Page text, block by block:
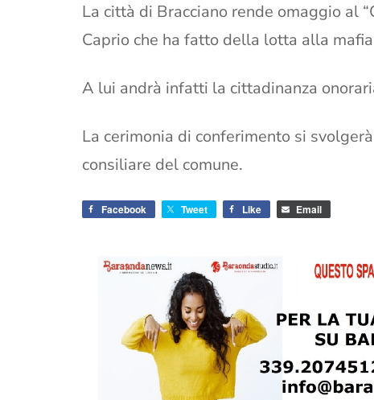
La città di Bracciano rende omaggio al
Caprio che ha fatto della lotta alla
A lui andrà infatti la cittadinanza
La cerimonia di conferimento si
consiliare del comune.
Facebook Tweet Like Email